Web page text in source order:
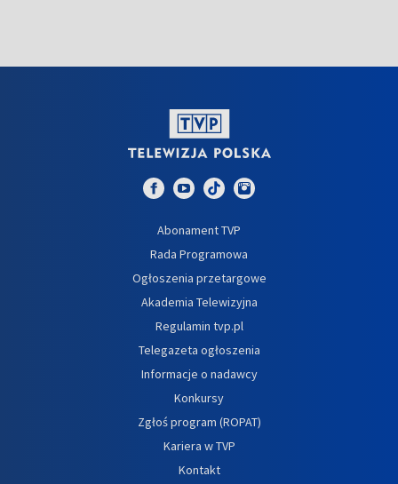
Abonament TVP
Rada Programowa
Ogłoszenia przetargowe
Akademia Telewizyjna
Regulamin tvp.pl
Telegazeta ogłoszenia
Informacje o nadawcy
Konkursy
Zgłoś program (ROPAT)
Kariera w TVP
Kontakt